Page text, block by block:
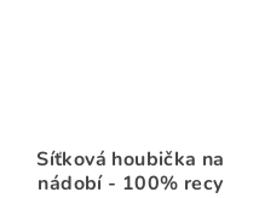
Síťková houbička na
nádobí - 100% recy